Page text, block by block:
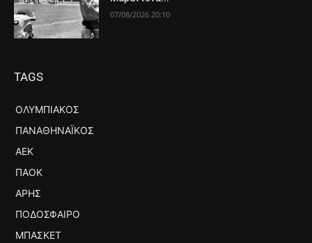
07/08/2026 20:10
TAGS
ΟΛΥΜΠΙΑΚΌΣ
ΠΑΝΑΘΗΝΑΪΚΌΣ
ΑΕΚ
ΠΑΟΚ
ΆΡΗΣ
ΠΟΔΌΣΦΑΙΡΟ
ΜΠΆΣΚΕΤ